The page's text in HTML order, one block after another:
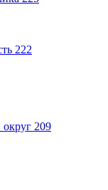
222
209